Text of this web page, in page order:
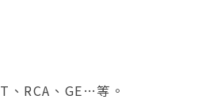
、RCA、GE…等。